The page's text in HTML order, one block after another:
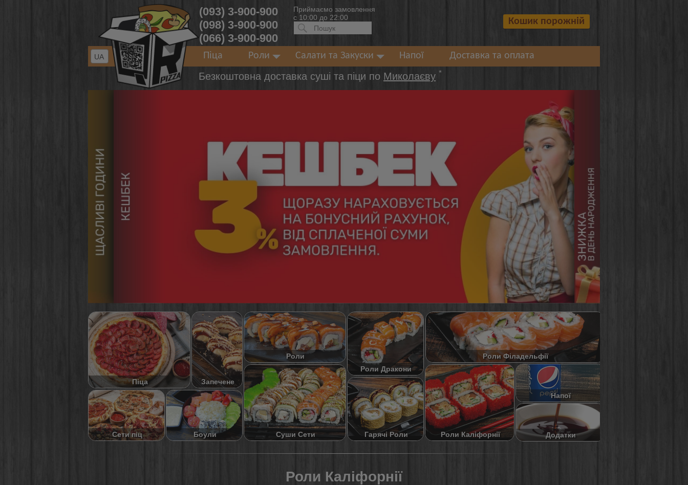
(093) 3-900-900
(098) 3-900-900
(066) 3-900-900
Приймаємо замовлення
с 10:00 до 22:00
Искать:ПОИСК Кошик порожній
Піца Роли Салати та Закуски Напої Доставка та оплата
Безкоштовна доставка суші та піци по Миколаєву *
UA
Піца Запечене
Роли
Роли Дракони
Роли Філадельфії
Сети піц Боули Суши Сети Гарячі Роли Роли Каліфорнії
Напої
Додатки
Роли Каліфорнії